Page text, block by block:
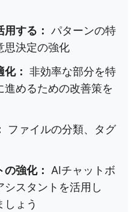
する： パターンの特
思決定の強化
： 非効率な部分を特
進めるための改善策を
ファイルの分類、タグ
強化：
AIチャットボ
シスタントを活用し
しょう